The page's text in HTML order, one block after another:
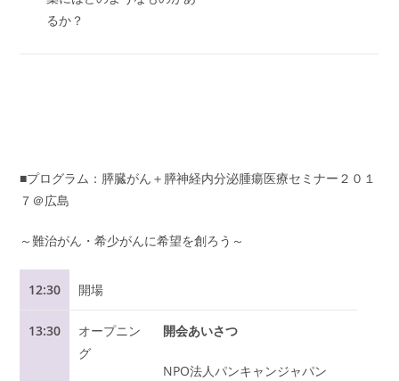
るか？
■プログラム：膵臓がん＋膵神経内分泌腫瘍医療セミナー２０１
７＠広島
～難治がん・希少がんに希望を創ろう～
12:30 開場
13:30
オープニン
グ
開会あいさつ
NPO法人パンキャンジャパン